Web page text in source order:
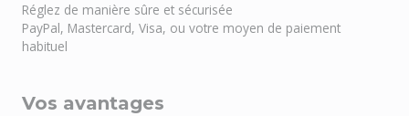
Réglez de manière sûre et sécurisée
PayPal, Mastercard, Visa, ou votre moyen de paiement
habituel
Vos avantages